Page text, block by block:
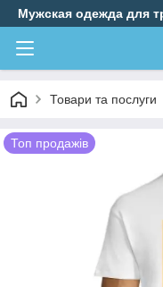
Мужская одежда для
Товари та послуги
Топ продажів